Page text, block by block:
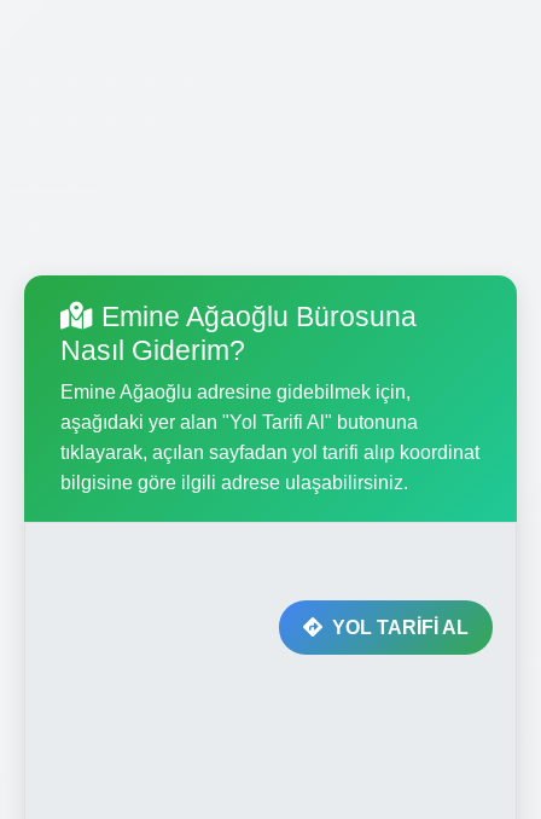
Emine Ağaoğlu Bürosuna
Nasıl Giderim?
Emine Ağaoğlu adresine gidebilmek için,
aşağıdaki yer alan "Yol Tarifi Al" butonuna
tıklayarak, açılan sayfadan yol tarifi alıp koordinat
bilgisine göre ilgili adrese ulaşabilirsiniz.
YOL TARİFİ AL